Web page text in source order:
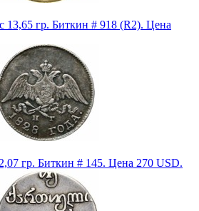
13,65 гр. Биткин # 918 (R2). Цена
гр. Биткин # 145. Цена 270 USD.